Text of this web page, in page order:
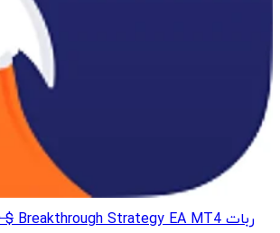
ربات Breakthrough Strategy EA MT4 $
280